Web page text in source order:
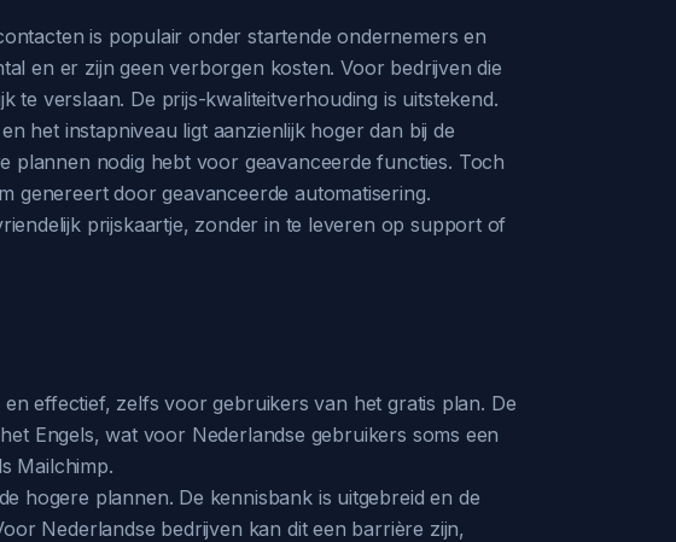
is populair onder startende ondernemers en
en er zijn geen verborgen kosten. Voor bedrijven die
te verslaan. De prijs-kwaliteitverhouding is uitstekend.
het instapniveau ligt aanzienlijk hoger dan bij de
plannen nodig hebt voor geavanceerde functies. Toch
genereert door geavanceerde automatisering.
prijskaartje, zonder in te leveren op support of
effectief, zelfs voor gebruikers van het gratis plan. De
Engels, wat voor Nederlandse gebruikers soms een
Mailchimp.
hogere plannen. De kennisbank is uitgebreid en de
Nederlandse bedrijven kan dit een barrière zijn,